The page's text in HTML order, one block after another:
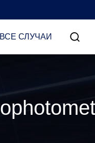
ВСЕ СЛУЧАИ